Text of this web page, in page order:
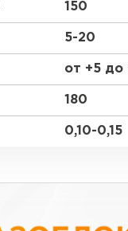
150
5-20
от +5 до
180
0,10-0,15